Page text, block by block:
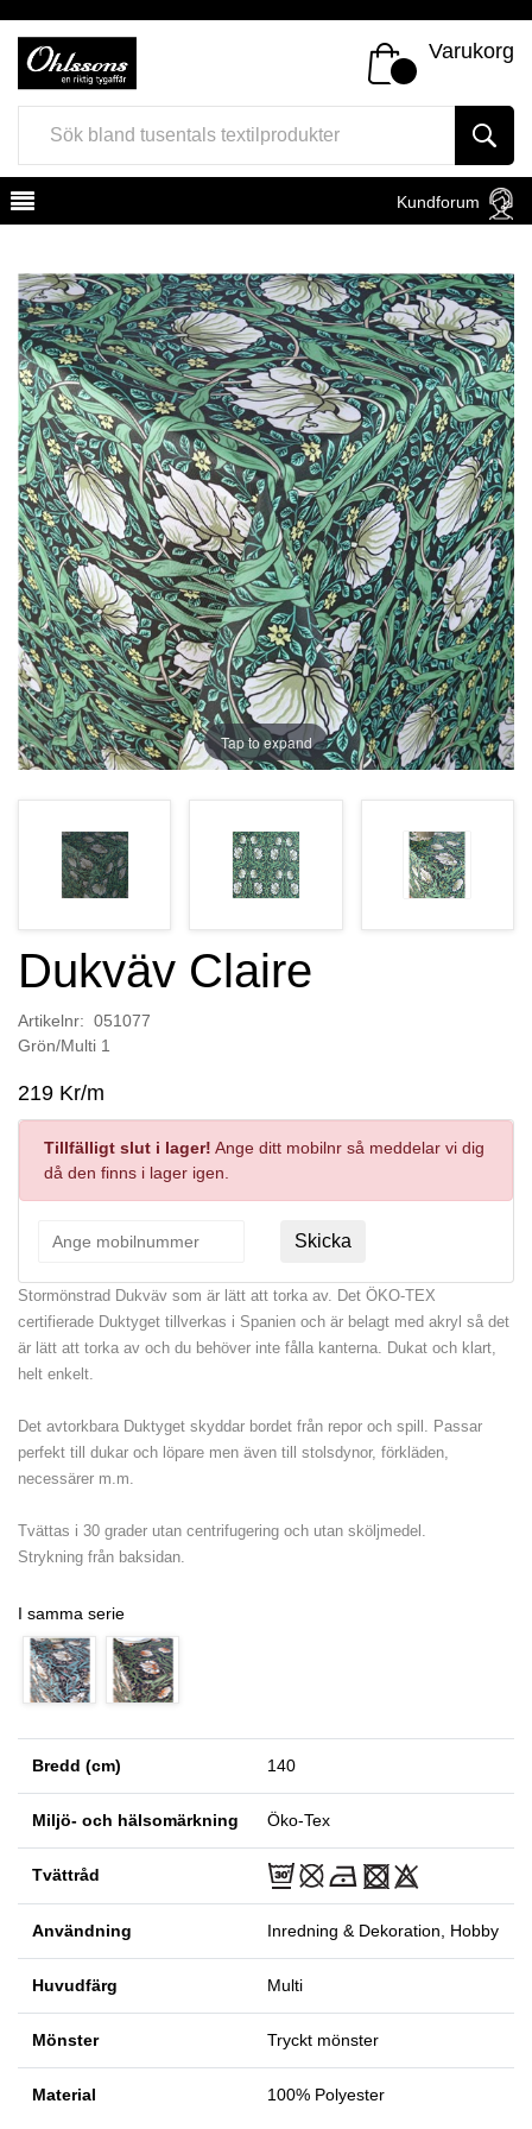
Varukorg
Kundforum
Register Sign In
Tap to expand
Dukväv Claire
Artikelnr: 051077
Grön/Multi 1
219 Kr/m
Tillfälligt slut i lager! Ange ditt mobilnr så meddelar vi dig
då den finns i lager igen.
Skicka
Stormönstrad Dukväv som är lätt att torka av. Det ÖKO-TEX
certifierade Duktyget tillverkas i Spanien och är belagt med akryl så det
är lätt att torka av och du behöver inte fålla kanterna. Dukat och klart,
helt enkelt.
Det avtorkbara Duktyget skyddar bordet från repor och spill. Passar
perfekt till dukar och löpare men även till stolsdynor, förkläden,
necessärer m.m.
Tvättas i 30 grader utan centrifugering och utan sköljmedel.
Strykning från baksidan.
I samma serie
Bredd (cm) 140
Miljö- och hälsomärkning Öko-Tex
Tvättråd
Användning Inredning & Dekoration, Hobby
Huvudfärg Multi
Mönster Tryckt mönster
Material 100% Polyester